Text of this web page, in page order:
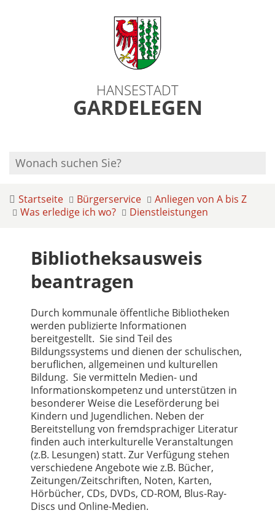
HANSESTADT
GARDELEGEN
Startseite Bürgerservice
Anliegen von A bis Z
Was erledige ich wo?
Dienstleistungen
Bibliotheksausweis
beantragen
Durch kommunale öffentliche Bibliotheken
werden publizierte Informationen
bereitgestellt. Sie sind Teil des
Bildungssystems und dienen der schulischen,
beruflichen, allgemeinen und kulturellen
Bildung. Sie vermitteln Medien- und
Informationskompetenz und unterstützen in
besonderer Weise die Leseförderung bei
Kindern und Jugendlichen. Neben der
Bereitstellung von fremdsprachiger Literatur
finden auch interkulturelle Veranstaltungen
(z.B. Lesungen) statt. Zur Verfügung stehen
verschiedene Angebote wie z.B. Bücher,
Zeitungen/Zeitschriften, Noten, Karten,
Hörbücher, CDs, DVDs, CD-ROM, Blus-Ray-
Discs und Online-Medien.